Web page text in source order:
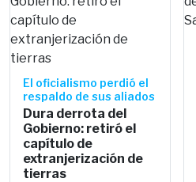
El oficialismo perdió el
respaldo de sus aliados
Dura derrota del
Gobierno: retiró el
capítulo de
extranjerización de
tierras